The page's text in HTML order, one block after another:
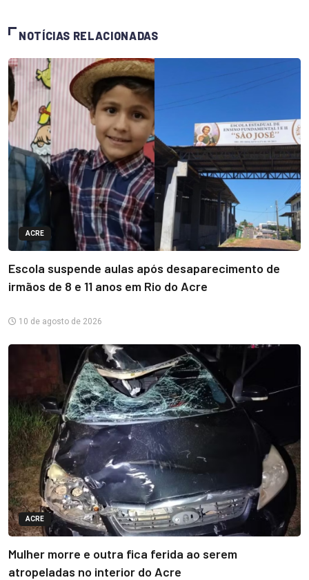
NOTÍCIAS RELACIONADAS
ACRE
Escola suspende aulas após desaparecimento de
irmãos de 8 e 11 anos em Rio do Acre
10 de agosto de 2026
ACRE
Mulher morre e outra fica ferida ao serem
atropeladas no interior do Acre